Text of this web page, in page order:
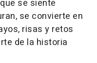
se siente
se convierte en
risas y retos
de la historia